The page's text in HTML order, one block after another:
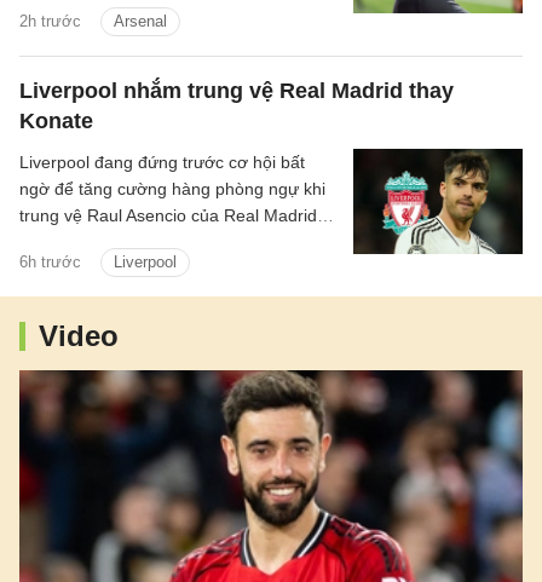
2h trước Arsenal
Liverpool nhắm trung vệ Real Madrid thay
Konate
6h trước Liverpool
Liverpool đang đứng trước cơ hội bất
ngờ để tăng cường hàng phòng ngự khi
trung vệ Raul Asencio của Real Madrid
trong kỳ chuyển nhượng mùa hè này.
Video